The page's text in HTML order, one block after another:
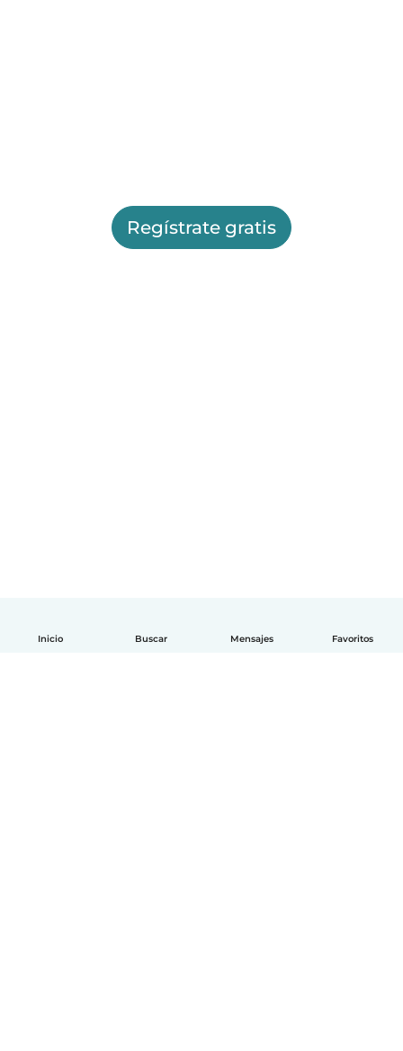
Inicio Buscar Mensajes Favoritos
Regístrate gratis